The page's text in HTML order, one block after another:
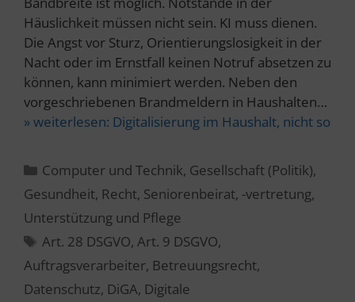
Häuslichkeit müssen nicht sein. KI muss dienen.
Die Angst vor Sturz, Orientierungslosigkeit in der
Nacht oder im Ernstfall keinen Notruf absetzen zu
können, kann minimiert werden. Neben den
vorgeschriebenen Brandmeldern in Haushalten…
» weiterlesen: Digitalisierung im Haushalt, nicht so
Kategorien
Computer und Technik, Gesellschaft (Politik),
Gesundheit, Recht, Seniorenbeirat, -vertretung,
Unterstützung und Pflege
Schlagwörter
Art. 28 DSGVO, Art. 9 DSGVO,
Auftragsverarbeiter, Betreuungsrecht,
Datenschutz, DiGA, Digitale